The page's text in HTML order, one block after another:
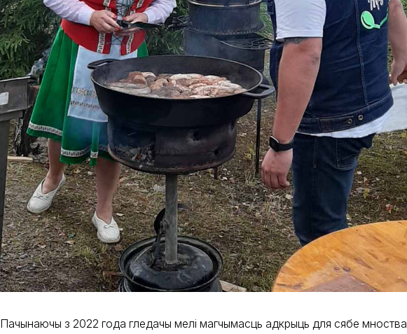
Пачынаючы з 2022 года гледачы мелі магчымасць адкрыць для сябе мноства